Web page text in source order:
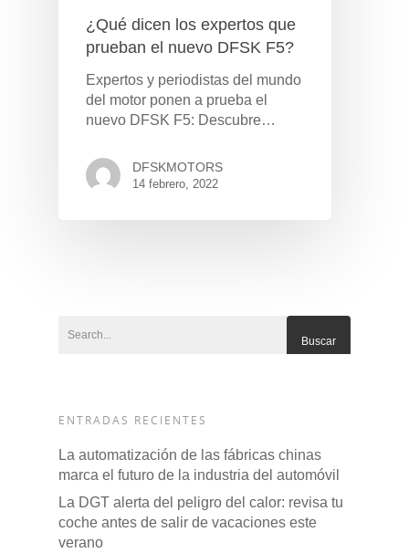
¿Qué dicen los expertos que
prueban el nuevo DFSK F5?
Expertos y periodistas del mundo
del motor ponen a prueba el
nuevo DFSK F5: Descubre…
DFSKMOTORS
14 febrero, 2022
ENTRADAS RECIENTES
La automatización de las fábricas chinas
marca el futuro de la industria del automóvil
La DGT alerta del peligro del calor: revisa tu
coche antes de salir de vacaciones este
verano